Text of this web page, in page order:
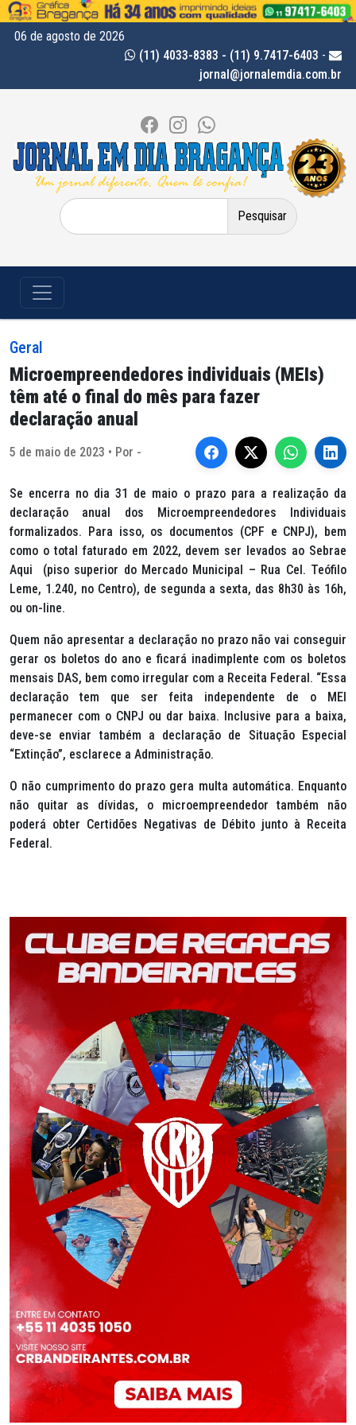
06 de agosto de 2026
(11) 4033-8383 - (11) 9.7417-6403 -
jornal@jornalemdia.com.br
Pesquisar
por:
Geral
Microempreendedores individuais (MEIs)
têm até o final do mês para fazer
declaração anual
5 de maio de 2023 • Por -
Se encerra no dia 31 de maio o prazo para a realização da
declaração anual dos Microempreendedores Individuais
formalizados. Para isso, os documentos (CPF e CNPJ), bem
como o total faturado em 2022, devem ser levados ao Sebrae
Aqui (piso superior do Mercado Municipal – Rua Cel. Teófilo
Leme, 1.240, no Centro), de segunda a sexta, das 8h30 às 16h,
ou on-line.
Quem não apresentar a declaração no prazo não vai conseguir
gerar os boletos do ano e ficará inadimplente com os boletos
mensais DAS, bem como irregular com a Receita Federal. “Essa
declaração tem que ser feita independente de o MEI
permanecer com o CNPJ ou dar baixa. Inclusive para a baixa,
deve-se enviar também a declaração de Situação Especial
“Extinção”, esclarece a Administração.
O não cumprimento do prazo gera multa automática. Enquanto
não quitar as dívidas, o microempreendedor também não
poderá obter Certidões Negativas de Débito junto à Receita
Federal.